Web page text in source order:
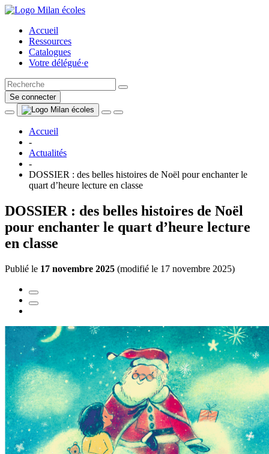
Accueil
Ressources
Catalogues
Votre délégué·e
Se connecter
Accueil
-
Actualités
-
DOSSIER : des belles histoires de Noël pour enchanter le
quart d’heure lecture en classe
DOSSIER : des belles histoires de Noël
pour enchanter le quart d’heure lecture
en classe
Publié le 17 novembre 2025 (modifié le 17 novembre 2025)